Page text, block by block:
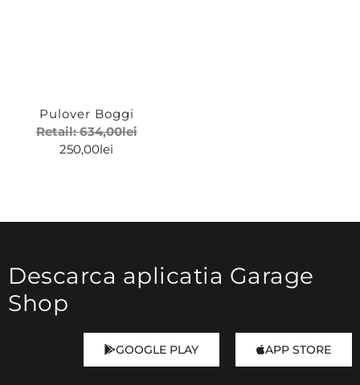
Pulover Boggi
Retail:634,00lei
250,00lei
Descarca aplicatia Garage
Shop
GOOGLE PLAY APP STORE